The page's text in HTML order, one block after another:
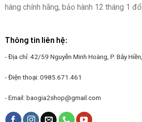
hàng chính hãng, bảo hành 12 tháng 1
Thông tin liên hệ:
- Địa chỉ: 42/59 Nguyễn Minh Hoàng, P. Bảy
- Điện thoại: 0985.671.461
- Email: baogia2shop@gmail.com